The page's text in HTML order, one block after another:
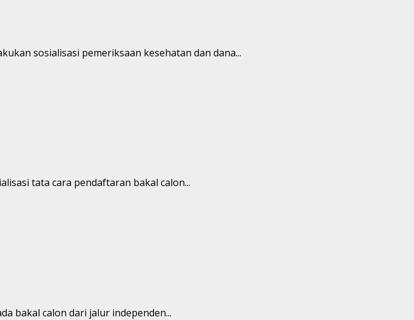
sosialisasi pemeriksaan kesehatan dan dana...
tata cara pendaftaran bakal calon...
bakal calon dari jalur independen...